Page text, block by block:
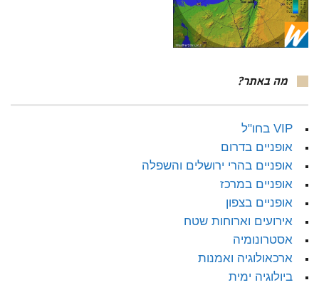
מה באתר?
VIP בחו"ל
אופניים בדרום
אופניים בהרי ירושלים והשפלה
אופניים במרכז
אופניים בצפון
אירועים וארוחות שטח
אסטרונומיה
ארכאולוגיה ואמנות
ביולוגיה ימית